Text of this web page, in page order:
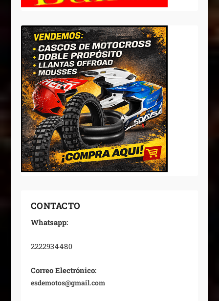
CONTACTO
Whatsapp:
2222934480
Correo Electrónico:
esdemotos@gmail.com